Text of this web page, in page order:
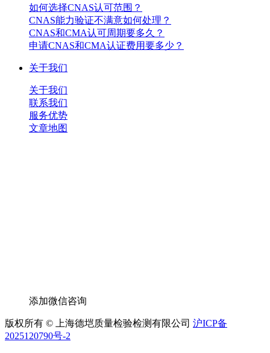
如何选择CNAS认可范围？
CNAS能力验证不满意如何处理？
CNAS和CMA认可周期要多久？
申请CNAS和CMA认证费用要多少？
关于我们
关于我们
联系我们
服务优势
文章地图
添加微信咨询
版权所有 © 上海德垲质量检验检测有限公司 沪ICP备
2025120790号-2